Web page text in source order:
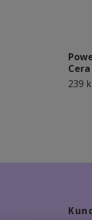
239